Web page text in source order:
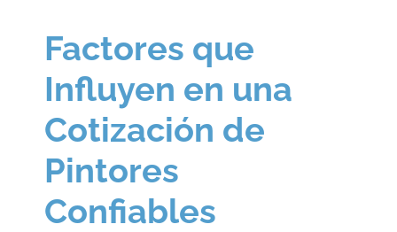
Factores que
Influyen en una
Cotización de
Pintores
Confiables